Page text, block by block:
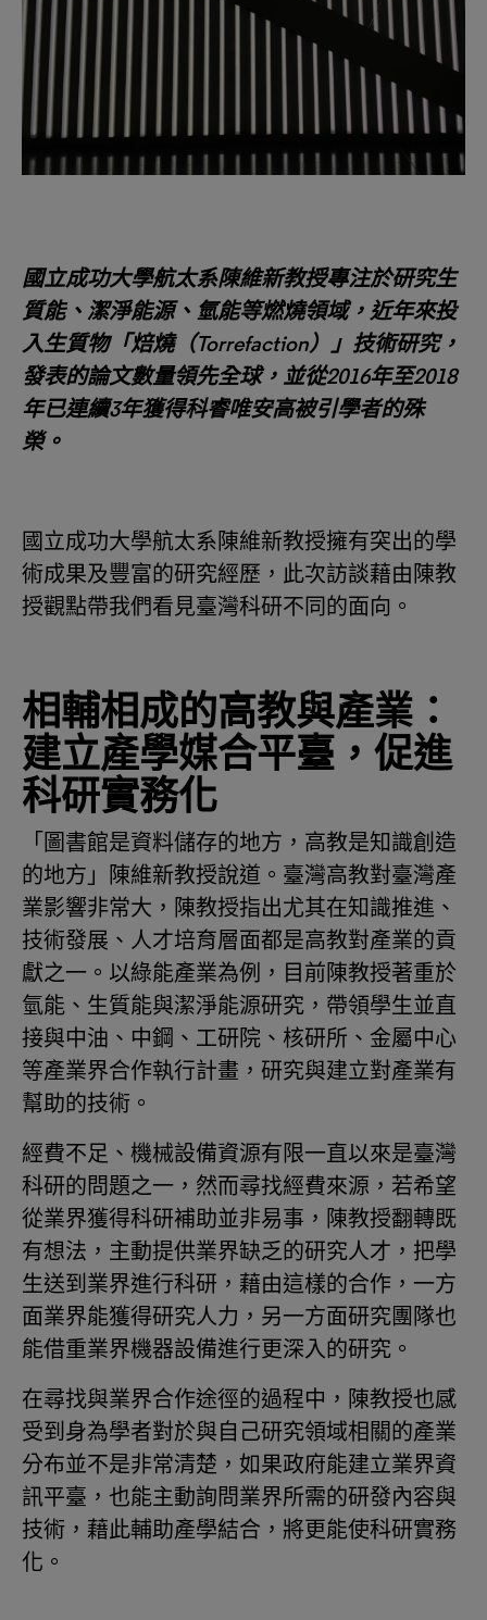
國立成功大學航太系陳維新教授專注於研究生
質能、潔淨能源、氫能等燃燒領域，近年來投
入生質物「焙燒（Torrefaction）」技術研究，
發表的論文數量領先全球，並從2016年至2018
年已連續3年獲得科睿唯安高被引學者的殊
榮。
國立成功大學航太系陳維新教授擁有突出的學
術成果及豐富的研究經歷，此次訪談藉由陳教
授觀點帶我們看見臺灣科研不同的面向。
相輔相成的高教與產業：
建立產學媒合平臺，促進
科研實務化
「圖書館是資料儲存的地方，高教是知識創造
的地方」陳維新教授說道。臺灣高教對臺灣產
業影響非常大，陳教授指出尤其在知識推進、
技術發展、人才培育層面都是高教對產業的貢
獻之一。以綠能產業為例，目前陳教授著重於
氫能、生質能與潔淨能源研究，帶領學生並直
接與中油、中鋼、工研院、核研所、金屬中心
等產業界合作執行計畫，研究與建立對產業有
幫助的技術。
經費不足、機械設備資源有限一直以來是臺灣
科研的問題之一，然而尋找經費來源，若希望
從業界獲得科研補助並非易事，陳教授翻轉既
有想法，主動提供業界缺乏的研究人才，把學
生送到業界進行科研，藉由這樣的合作，一方
面業界能獲得研究人力，另一方面研究團隊也
能借重業界機器設備進行更深入的研究。
在尋找與業界合作途徑的過程中，陳教授也感
受到身為學者對於與自己研究領域相關的產業
分布並不是非常清楚，如果政府能建立業界資
訊平臺，也能主動詢問業界所需的研發內容與
技術，藉此輔助產學結合，將更能使科研實務
化。